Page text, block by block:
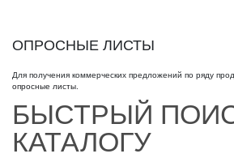
ОПРОСНЫЕ ЛИСТЫ
Для получения коммерческих предложений по ряду
опросные листы
БЫСТРЫЙ
КАТАЛОГУ